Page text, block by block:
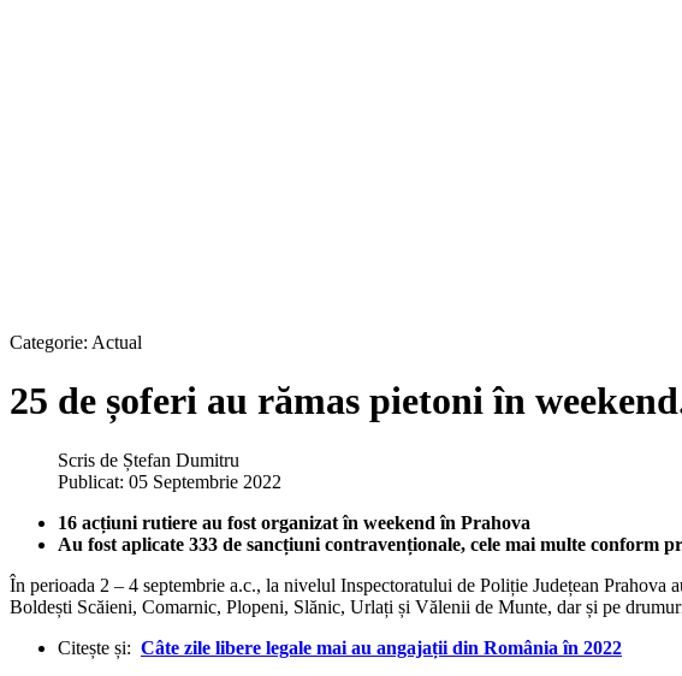
Categorie: Actual
25 de șoferi au rămas pietoni în
Scris de Ștefan Dumitru
Publicat: 05 Septembrie 2022
16 acțiuni rutiere au fost organizat în weekend în Prahova
Au fost aplicate 333 de sancțiuni contravenționale, cele mai multe
În perioada 2 – 4 septembrie a.c., la nivelul Inspectoratului de Poliție Județean
Boldești Scăieni, Comarnic, Plopeni, Slănic, Urlați și Vălenii de Munte, dar și pe
Citește și: Câte zile libere legale mai au angajații din România în 2022